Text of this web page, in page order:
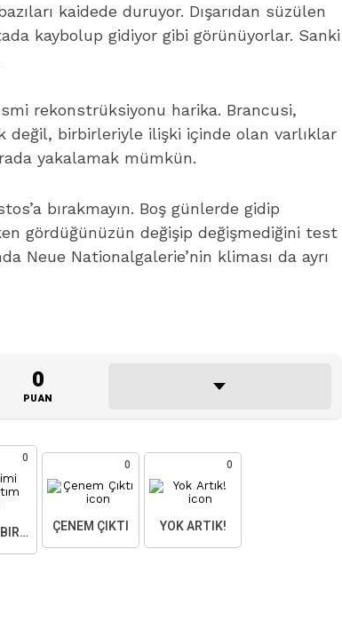
kaidede duruyor. Dışarıdan süzülen
kaybolup gidiyor gibi görünüyorlar. Sanki
rekonstrüksiyonu harika. Brancusi,
değil, birbirleriyle ilişki içinde olan varlıklar
yakalamak mümkün.
bırakmayın. Boş günlerde gidip
gördüğünüzün değişip değişmediğini test
Neue Nationalgalerie’nin kliması da ayrı
0
PUAN
0 0
ÇENEM ÇIKTI
0
YOK ARTIK!